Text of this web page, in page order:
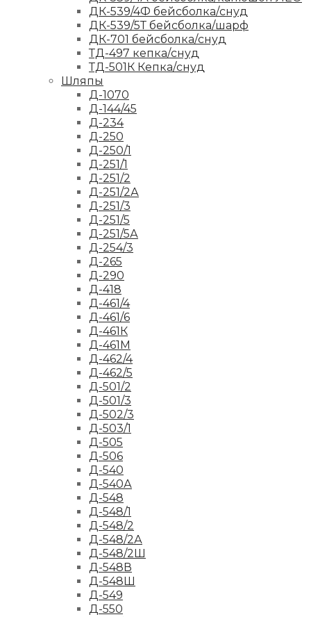
ДК-539/4Ф бейсболка/снуд
ДК-539/5Т бейсболка/шарф
ДК-701 бейсболка/снуд
ТД-497 кепка/снуд
ТД-501К Кепка/снуд
Шляпы
Д-1070
Д-144/45
Д-234
Д-250
Д-250/1
Д-251/1
Д-251/2
Д-251/2А
Д-251/3
Д-251/5
Д-251/5А
Д-254/3
Д-265
Д-290
Д-418
Д-461/4
Д-461/6
Д-461К
Д-461М
Д-462/4
Д-462/5
Д-501/2
Д-501/3
Д-502/3
Д-503/1
Д-505
Д-506
Д-540
Д-540А
Д-548
Д-548/1
Д-548/2
Д-548/2А
Д-548/2Ш
Д-548В
Д-548Ш
Д-549
Д-550